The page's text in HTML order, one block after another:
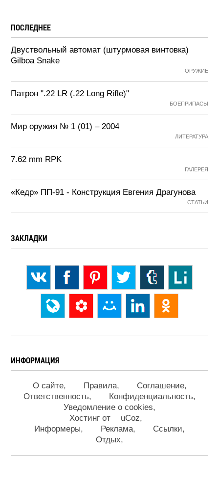
ПОСЛЕДНЕЕ
Двуствольный автомат (штурмовая винтовка)
Gilboa Snake
ОРУЖИЕ
Патрон ".22 LR (.22 Long Rifle)"
БОЕПРИПАСЫ
Мир оружия № 1 (01) – 2004
ЛИТЕРАТУРА
7.62 mm RPK
ГАЛЕРЕЯ
«Кедр» ПП-91 - Конструкция Евгения Драгунова
СТАТЬИ
ЗАКЛАДКИ
ИНФОРМАЦИЯ
О сайте Правила
Соглашение
Ответственность
Конфиденциальность
Уведомление о cookies
Хостинг от
uCoz
Информеры
Реклама
Ссылки
Отдых